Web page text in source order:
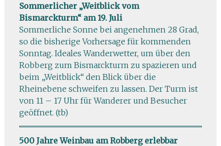
Sommerlicher „Weitblick vom
Bismarckturm“ am 19. Juli
Sommerliche Sonne bei angenehmen 28 Grad,
so die bisherige Vorhersage für kommenden
Sonntag. Ideales Wanderwetter, um über den
Robberg zum Bismarckturm zu spazieren und
beim „Weitblick“ den Blick über die
Rheinebene schweifen zu lassen. Der Turm ist
von 11 – 17 Uhr für Wanderer und Besucher
geöffnet. (tb)
500 Jahre Weinbau am Robberg erlebbar